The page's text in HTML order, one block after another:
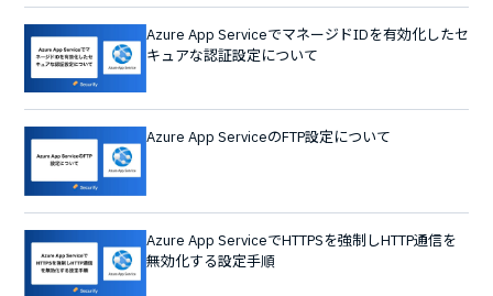
Azure App ServiceでマネージドIDを有効化したセ
キュアな認証設定について
Azure App ServiceのFTP設定について
Azure App ServiceでHTTPSを強制しHTTP通信を
無効化する設定手順